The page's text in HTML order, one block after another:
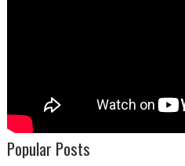
Popular Posts